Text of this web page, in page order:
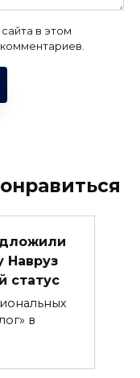
в этом
Навруз
статус
в